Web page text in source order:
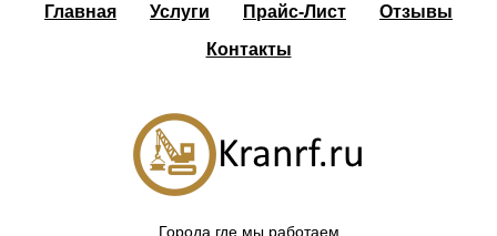
Главная Услуги Прайс-Лист
Отзывы
Контакты
Города где мы работаем